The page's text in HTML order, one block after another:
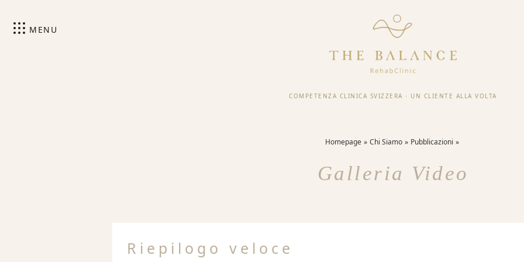
MENU
COMPETENZA CLINICA SVIZZERA · UN CLIENTE ALLA VOLTA
Homepage Chi Siamo Pubblicazioni
Galleria Video
Riepilogo veloce